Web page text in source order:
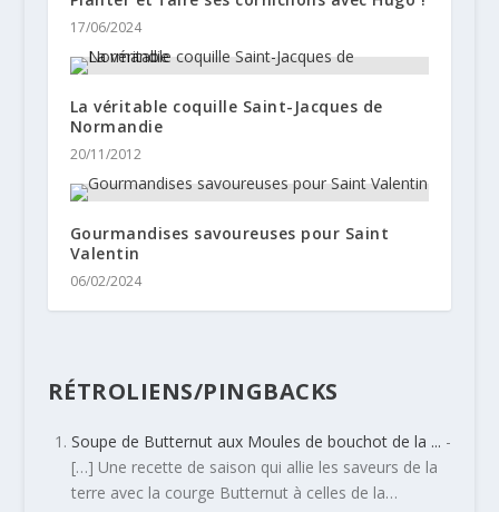
17/06/2024
La véritable coquille Saint-Jacques de
Normandie
20/11/2012
Gourmandises savoureuses pour Saint
Valentin
06/02/2024
RÉTROLIENS/PINGBACKS
Soupe de Butternut aux Moules de bouchot de la ... -
[…] Une recette de saison qui allie les saveurs de la
terre avec la courge Butternut à celles de la…